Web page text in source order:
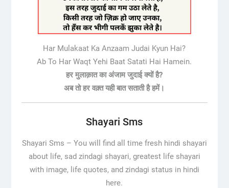
Har Mulakaat Ka Anzaam Judai Kyun Hai?
Ab To Har Waqt Yehi Baat Satati Hai Hamein.
हर मुलाक़ात का अंजाम जुदाई क्यों है?
अब तो हर वक़्त यही बात सताती है हमें।
Shayari Sms
Shayari Sms – You will find all time fresh hindi shayari
about life, sad zindagi shayari, greatest life shayari
with image, life quotes, and zindagi status in hindi
here.